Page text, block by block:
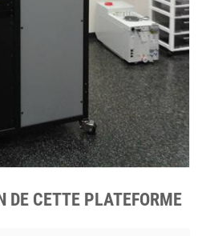
DE CETTE PLATEFORME